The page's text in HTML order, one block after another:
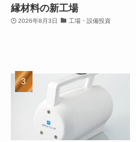
縁材料の新工場
2026年8月3日 工場・設備投資